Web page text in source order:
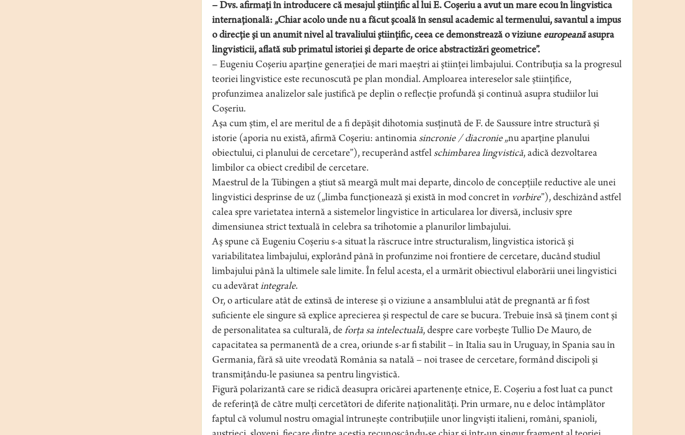
– Dvs. afirmaţi în introducere că mesajul ştiinţific al lui E. Coşeriu a avut un mare ecou în lingvistica
internaţională: „Chiar acolo unde nu a făcut şcoală în sensul academic al termenului, savantul a impus
o direcţie şi un anumit nivel al travaliului ştiinţific, ceea ce demonstrează o viziune europeanăasupra
lingvisticii, aflată sub primatul istoriei şi departe de orice abstractizări geometrice”.
– Eugeniu Coşeriu aparţine generaţiei de mari maeştri ai ştiinţei limbajului. Contribuţia sa la progresul
teoriei lingvistice este recunoscută pe plan mondial. Amploarea intereselor sale ştiinţifice,
profunzimea analizelor sale justifică pe deplin o reflecţie profundă şi continuă asupra studiilor lui
Coşeriu.
Aşa cum știm, el are meritul de a fi depăşit dihotomia susţinută de F. de Saussure între structură şi
istorie (aporia nu există, afirmă Coşeriu: antinomia sincronie / diacronie„nu aparţine planului
obiectului, ci planului de cercetare”), recuperând astfel schimbarea lingvistică, adică dezvoltarea
limbilor ca obiect credibil de cercetare.
Maestrul de la Tübingen a ştiut să meargă mult mai departe, dincolo de concepţiile reductive ale unei
lingvistici desprinse de uz („limba funcţionează şi există în mod concret în vorbire”), deschizând astfel
calea spre varietatea internă a sistemelor lingvistice în articularea lor diversă, inclusiv spre
dimensiunea strict textuală în celebra sa trihotomie a planurilor limbajului.
Aş spune că Eugeniu Coşeriu s-a situat la răscruce între structuralism, lingvistica istorică şi
variabilitatea limbajului, explorând până în profunzime noi frontiere de cercetare, ducând studiul
limbajului până la ultimele sale limite. În felul acesta, el a urmărit obiectivul elaborării unei lingvistici
cu adevăratintegrale.
Or, o articulare atât de extinsă de interese şi o viziune a ansamblului atât de pregnantă ar fi fost
suficiente ele singure să explice aprecierea şi respectul de care se bucura. Trebuie însă să ţinem cont şi
de personalitatea sa culturală, de forţa sa intelectuală, despre care vorbeşte Tullio De Mauro, de
capacitatea sa permanentă de a crea, oriunde s-ar fi stabilit – în Italia sau în Uruguay, în Spania sau în
Germania, fără să uite vreodată România sa natală – noi trasee de cercetare, formând discipoli şi
transmiţându-le pasiunea sa pentru lingvistică.
Figură polarizantă care se ridică deasupra oricărei apartenenţe etnice, E. Coşeriu a fost luat ca punct
de referinţă de către mulţi cercetători de diferite naţionalităţi. Prin urmare, nu e deloc întâmplător
faptul că volumul nostru omagial întruneşte contribuţiile unor lingvişti italieni, români, spanioli,